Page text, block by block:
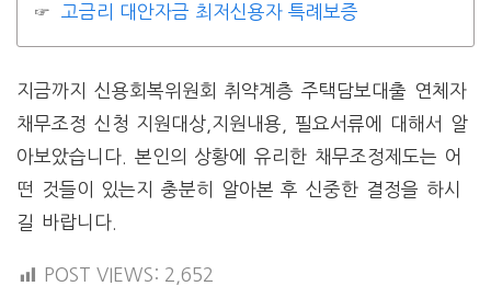
고금리 대안자금 최저신용자 특례보증
지금까지 신용회복위원회 취약계층 주택담보대출 연체자
채무조정 신청 지원대상,지원내용, 필요서류에 대해서 알
아보았습니다. 본인의 상황에 유리한 채무조정제도는 어
떤 것들이 있는지 충분히 알아본 후 신중한 결정을 하시
길 바랍니다.
POST VIEWS: 2,652